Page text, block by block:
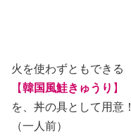
火を使わずともできる
【韓国風鮭きゅうり 】
を、丼の具として用意！
（一人前）